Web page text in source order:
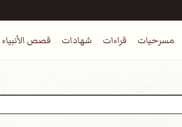
مسرحيات قراءات شهادات قصص الأنبياء